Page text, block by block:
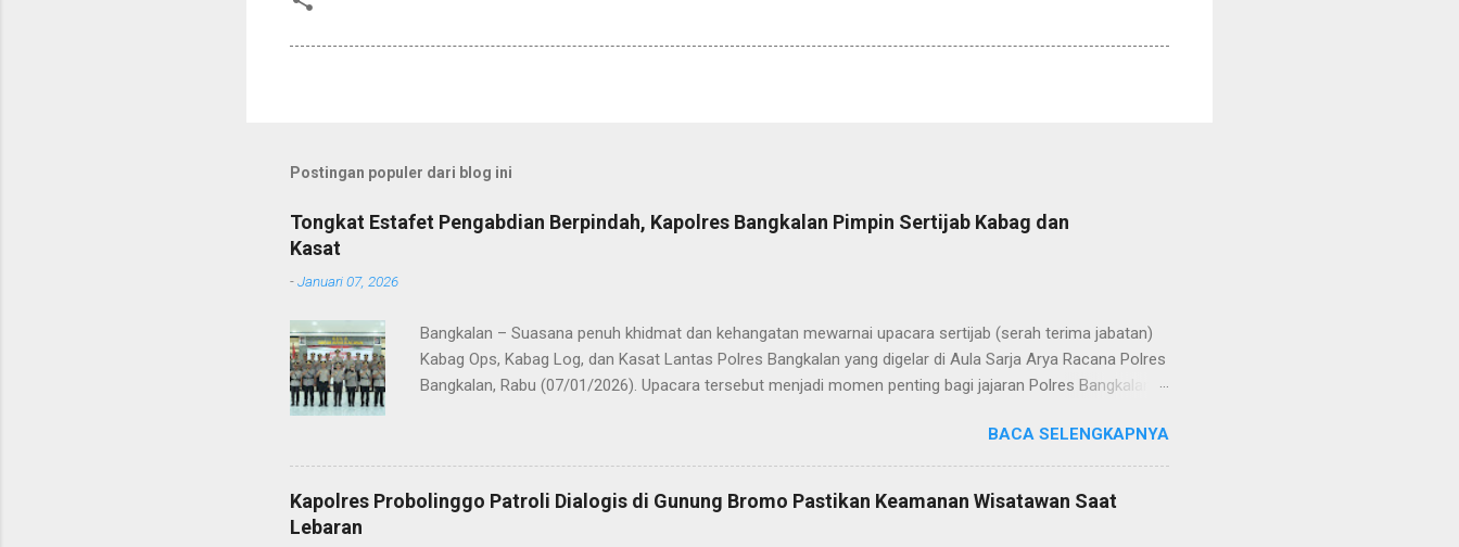
Postingan populer dari blog ini
Tongkat Estafet Pengabdian Berpindah, Kapolres Bangkalan Pimpin Sertijab Kabag dan
Kasat
-Januari 07, 2026
Bangkalan – Suasana penuh khidmat dan kehangatan mewarnai upacara sertijab (serah terima jabatan)
Kabag Ops, Kabag Log, dan Kasat Lantas Polres Bangkalan yang digelar di Aula Sarja Arya Racana Polres
Bangkalan, Rabu (07/01/2026). Upacara tersebut menjadi momen penting bagi jajaran Polres Bangkalan,
kesinambungan pengabdian kepada masyarakat. Dalam sertijab tersebut, KOMPOL Hery Kusnanto, S.H.,
M.H. resmi menyerahkan jabatan Kabag Log Polres Bangkalan untuk mengemban amanah baru sebagai
Wakapolres Sampang. Jabatan Kabag Log Polres Bangkalan selanjutnya dijabat oleh KOMPOL Moch.
Rifai, S.H., M.H. , yang sebelumnya mengemban tugas sebagai Kabag Ops Polres Bangkalan. Sementara
BACA SELENGKAPNYA
Kapolres Probolinggo Patroli Dialogis di Gunung Bromo Pastikan Keamanan Wisatawan Saat
Lebaran